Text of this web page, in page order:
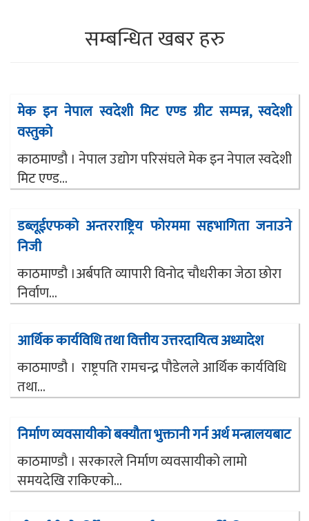
सम्बन्धित खबर हरु
मेक इन नेपाल स्वदेशी मिट एण्ड ग्रीट सम्पन्न, स्वदेशी
वस्तुको
काठमाण्डौ । नेपाल उद्योग परिसंघले मेक इन नेपाल स्वदेशी
मिट एण्ड...
डब्लूईएफको अन्तरराष्ट्रिय फोरममा सहभागिता जनाउने
निजी
काठमाण्डौ ।अर्बपति व्यापारी विनोद चौधरीका जेठा छोरा
निर्वाण...
आर्थिक कार्यविधि तथा वित्तीय उत्तरदायित्व अध्यादेश
काठमाण्डौ । राष्ट्रपति रामचन्द्र पौडेलले आर्थिक कार्यविधि
तथा...
निर्माण व्यवसायीको बक्यौता भुक्तानी गर्न अर्थ मन्त्रालयबाट
काठमाण्डौ । सरकारले निर्माण व्यवसायीको लामो
समयदेखि राकिएको...